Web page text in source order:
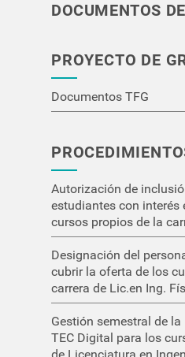
DOCUMENTOS
PROYECTO DE
Documentos TFG
Autorización de
estudiantes con interés
cursos propios de la
Designación del
cubrir la oferta de los
carrera de Lic.en Ing.
Gestión semestral de
TEC Digital para los